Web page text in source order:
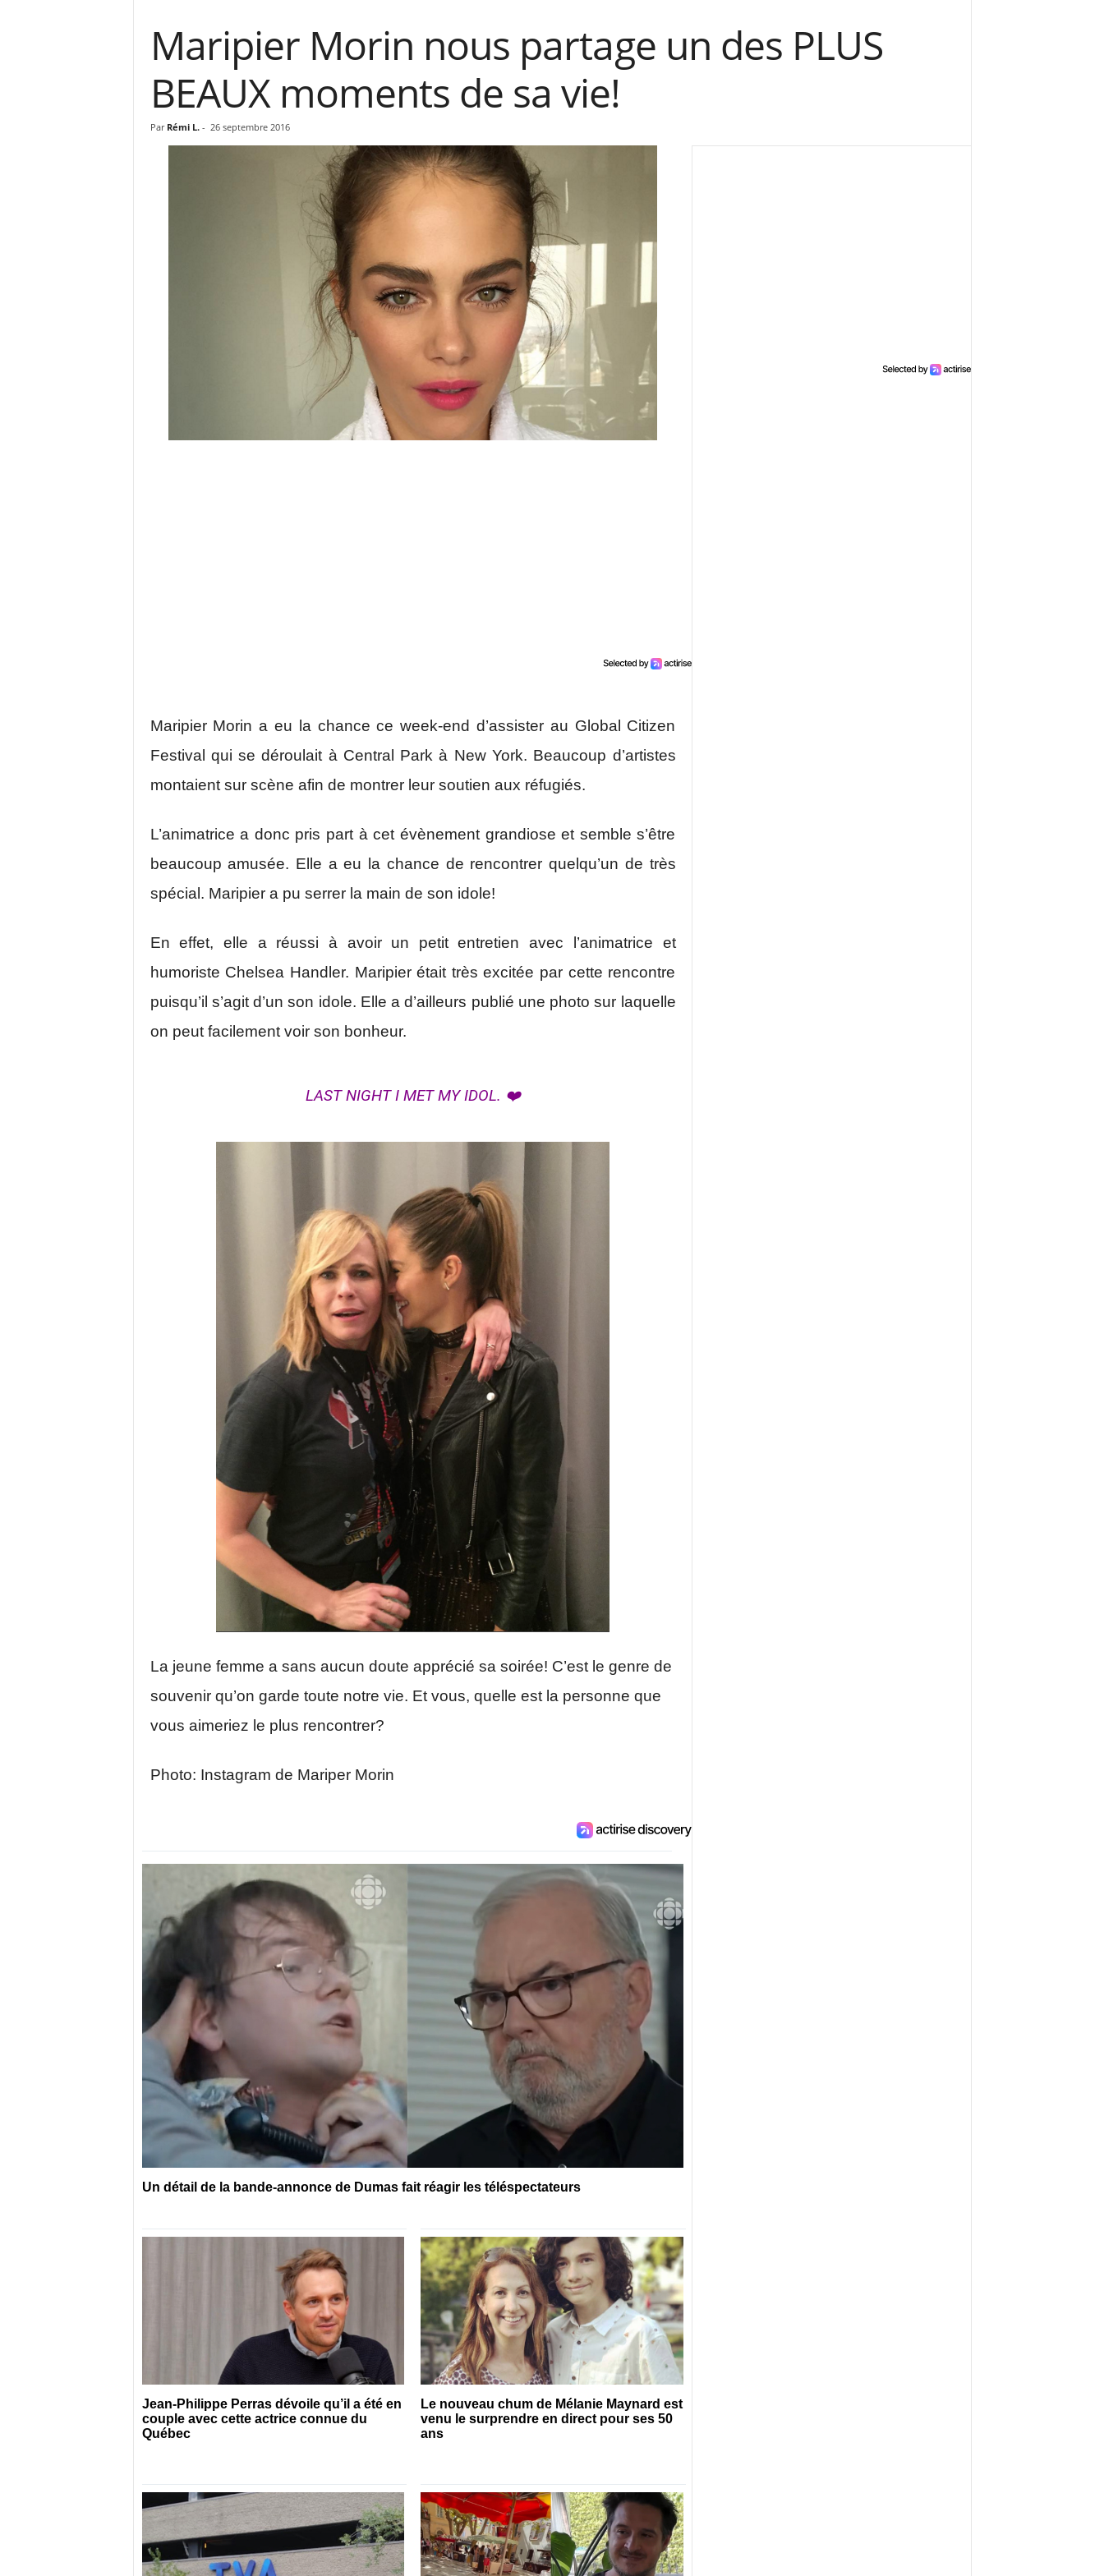
Maripier Morin nous partage un des PLUS
BEAUX moments de sa vie!
Par Rémi L. - 26 septembre 2016
Maripier Morin a eu la chance ce week-end d’assister au Global Citizen
Festival qui se déroulait à Central Park à New York. Beaucoup d’artistes
montaient sur scène afin de montrer leur soutien aux réfugiés.
L’animatrice a donc pris part à cet évènement grandiose et semble s’être
beaucoup amusée. Elle a eu la chance de rencontrer quelqu’un de très
spécial. Maripier a pu serrer la main de son idole!
En effet, elle a réussi à avoir un petit entretien avec l’animatrice et
humoriste Chelsea Handler. Maripier était très excitée par cette rencontre
puisqu’il s’agit d’un son idole. Elle a d’ailleurs publié une photo sur laquelle
on peut facilement voir son bonheur.
LAST NIGHT I MET MY IDOL. ❤️
La jeune femme a sans aucun doute apprécié sa soirée! C’est le genre de
souvenir qu’on garde toute notre vie. Et vous, quelle est la personne que
vous aimeriez le plus rencontrer?
Photo: Instagram de Mariper Morin
Un détail de la bande-annonce de Dumas fait réagir les téléspectateurs
Jean-Philippe Perras dévoile qu’il a été en
couple avec cette actrice connue du
Québec
Le nouveau chum de Mélanie Maynard est
venu le surprendre en direct pour ses 50
ans